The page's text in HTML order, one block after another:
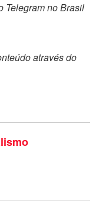
Telegram no Brasil
através do